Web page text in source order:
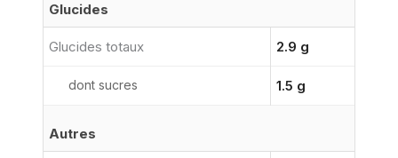
Glucides
Glucides totaux 2.9 g
dont sucres 1.5 g
Autres